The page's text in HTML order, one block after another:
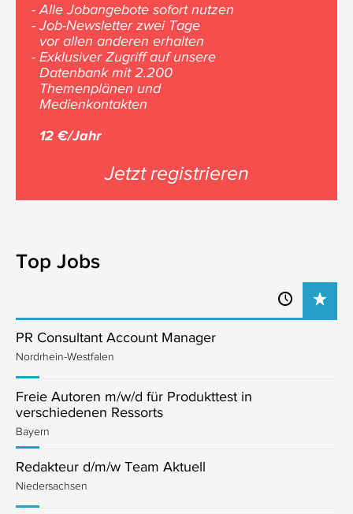
- Alle Jobangebote sofort nutzen
- Job-Newsletter zwei Tage
vor allen anderen erhalten
- Exklusiver Zugriff auf unsere
Datenbank mit 2.200
Themenplänen und
Medienkontakten
12 €/Jahr
Jetzt registrieren
Top Jobs
PR Consultant Account Manager
Nordrhein-Westfalen
Freie Autoren m/w/d für Produkttest in
verschiedenen Ressorts
Bayern
Redakteur d/m/w Team Aktuell
Niedersachsen